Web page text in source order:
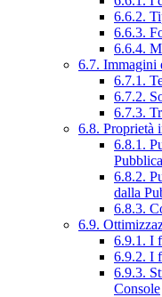
6.6.2.
6.6.3.
6.6.4.
6.7. Immagini
6.7.1.
6.7.2.
6.7.3.
6.8. Proprietà
6.8.1.
6.8.2.
dalla
6.8.3.
6.9.
6.9.1. I
6.9.2. I
6.9.3.
Console